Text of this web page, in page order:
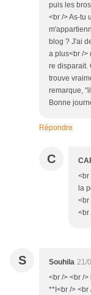
puis les
<br /> As-tu
blog ? J'ai
a plus<br />
re disparait.
trouve
remarque,
Bonne
Répondre
C
<br
la
<br
<br
S Souhila 21/
<br /> <br /
**I<br /> <br